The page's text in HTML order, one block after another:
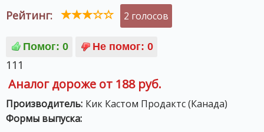
Рейтинг: 2 голосов
111
Аналог дороже от 188 руб.
Производитель: Кик Кастом Продактс (Канада)
Формы выпуска: